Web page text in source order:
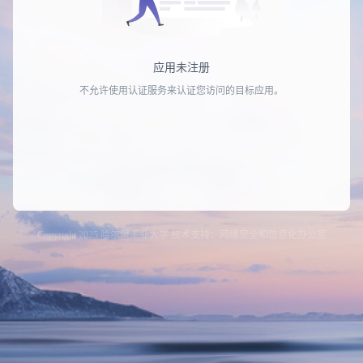
应用未注册
不允许使用认证服务来认证您访问的目标应用。
Copyright 2025 哈尔滨工业大学 技术支持：网络安全和信息化办公室